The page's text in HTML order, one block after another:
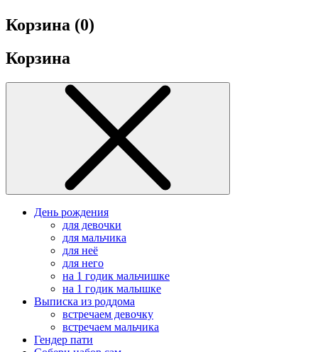
Корзина (0)
Корзина
День рождения
для девочки
для мальчика
для неё
для него
на 1 годик мальчишке
на 1 годик малышке
Выписка из роддома
встречаем девочку
встречаем мальчика
Гендер пати